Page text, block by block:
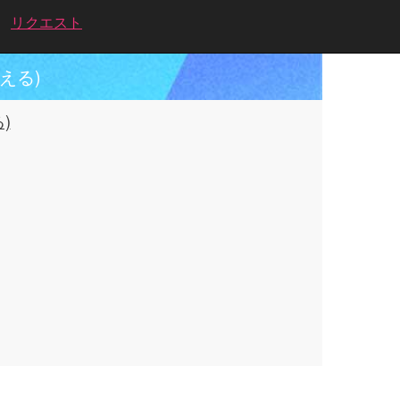
リクエスト
る)
)